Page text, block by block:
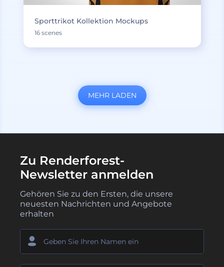
Sporttrikot Kollektion Mockups
16 scenes
MEHR LADEN
Zu Renderforest-
Newsletter anmelden
Gehören Sie zu den Ersten, die unsere
neuesten Nachrichten und Angebote
erhalten